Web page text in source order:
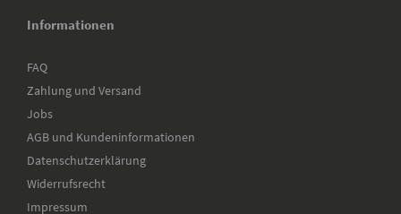
Informationen
FAQ
Zahlung und Versand
Jobs
AGB und Kundeninformationen
Datenschutzerklärung
Widerrufsrecht
Impressum